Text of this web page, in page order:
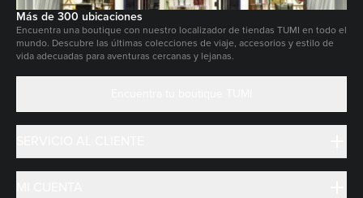
Más de 300 ubicaciones
Encuentra una boutique con nuestro localizador de tiendas TUMI en todo el
mundo. Descubre las últimas colecciones de viaje, accesorios y estilo de
vida adecuadas para aventuras cercanas y lejanas.